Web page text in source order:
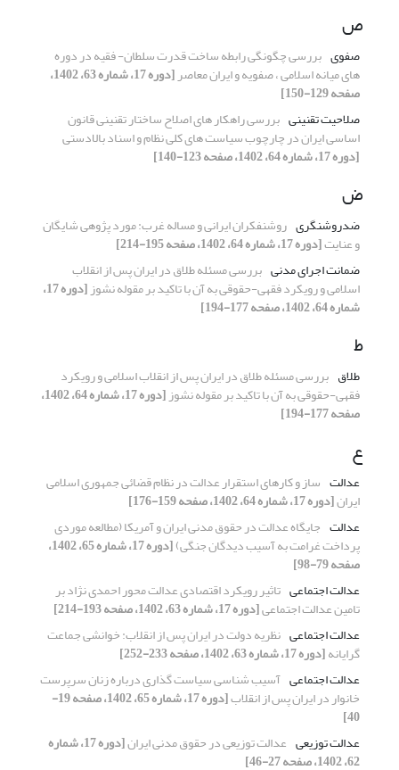
ص
صفوی بررسی چگونگی رابطه ساخت قدرت سلطان- فقیه در دوره
های میانه اسلامی ، صفویه و ایران معاصر [دوره 17، شماره 63، 1402،
صفحه 129-150]
صلاحیت تقنینی بررسی راهکار های اصلاح ساختار تقنینی قانون
اساسی ایران در چارچوب سیاست های کلی نظام و اسناد بالادستی
[دوره 17، شماره 64، 1402، صفحه 123-140]
ض
ضدروشنگری روشنفکران ایرانی و مساله غرب: مورد پژوهی شایگان
و عنایت[دوره 17، شماره 64، 1402، صفحه 195-214]
ضمانت اجرای مدنی بررسی مسئله‏ طلاق در ایران پس از انقلاب
اسلامی و رویکرد فقهی-حقوقی به آن با تاکید بر مقوله‏ نشوز [دوره 17،
شماره 64، 1402، صفحه 177-194]
ط
طلاق بررسی مسئله‏ طلاق در ایران پس از انقلاب اسلامی و رویکرد
فقهی-حقوقی به آن با تاکید بر مقوله‏ نشوز [دوره 17، شماره 64، 1402،
صفحه 177-194]
ع
عدالت ساز و کارهای استقرار عدالت در نظام قضائی جمهوری اسلامی
ایران[دوره 17، شماره 64، 1402، صفحه 159-176]
عدالت جایگاه عدالت در حقوق مدنی ایران و آمریکا (مطالعه موردی
پرداخت غرامت به آسیب دیدگان جنگی) [دوره 17، شماره 65، 1402،
صفحه 79-98]
عدالت اجتماعی تاثیر رویکرد اقتصادی عدالت محور احمدی‌ نژاد بر
تامین عدالت اجتماعی[دوره 17، شماره 63، 1402، صفحه 193-214]
عدالت اجتماعی نظریه دولت در ایران پس از انقلاب: خوانشی جماعت
‏گرایانه[دوره 17، شماره 63، 1402، صفحه 233-252]
عدالت اجتماعی آسیب شناسی سیاست گذاری درباره زنان سرپرست
خانوار در ایران پس از انقلاب [دوره 17، شماره 65، 1402، صفحه 19-
40]
عدالت توزیعی عدالت توزیعی در حقوق مدنی ایران [دوره 17، شماره
62، 1402، صفحه 27-46]